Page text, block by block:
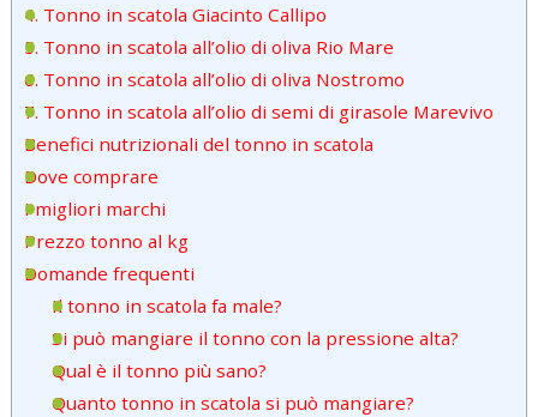
4. Tonno in scatola Giacinto Callipo
5. Tonno in scatola all’olio di oliva Rio Mare
6. Tonno in scatola all’olio di oliva Nostromo
7. Tonno in scatola all’olio di semi di girasole Marevivo
Benefici nutrizionali del tonno in scatola
Dove comprare
I migliori marchi
Prezzo tonno al kg
Domande frequenti
Il tonno in scatola fa male?
Si può mangiare il tonno con la pressione alta?
Qual è il tonno più sano?
Quanto tonno in scatola si può mangiare?